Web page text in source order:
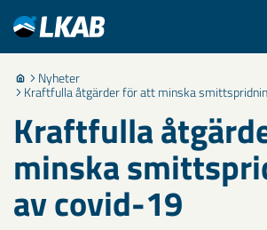
Nyheter
Kraftfulla åtgärder för att minska
Kraftfulla
minska
av covid-19